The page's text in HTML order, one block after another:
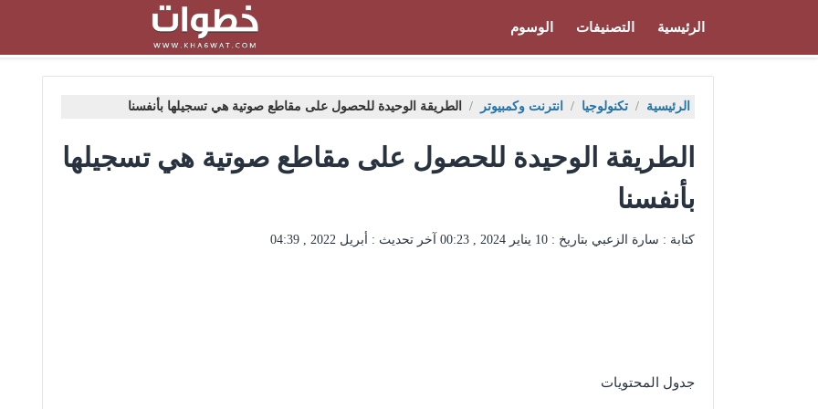
الرئيسية التصنيفات الوسوم
الرئيسية / تكنولوجيا / انترنت وكمبيوتر / الطريقة الوحيدة للحصول على مقاطع صوتية هي تسجيلها بأنفسنا
الطريقة الوحيدة للحصول على مقاطع صوتية هي تسجيلها
بأنفسنا
كتابة : سارة الزعبي بتاريخ : 10 يناير 2024 , 00:23 آخر تحديث : أبريل 2022 , 04:39
جدول المحتويات